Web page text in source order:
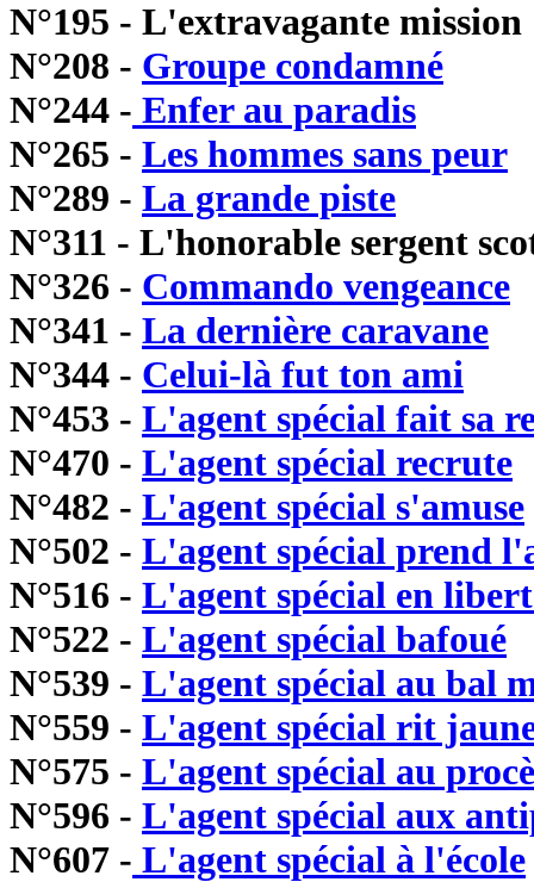
N°195 - L'extravagante mission
N°208 - Groupe condamné
N°244 - Enfer au paradis
N°265 - Les hommes sans peur
N°289 - La grande piste
N°311 - L'honorable sergent
N°326 - Commando vengeance
N°341 - La dernière caravane
N°344 - Celui-là fut ton ami
N°453 - L'agent spécial fait sa
N°470 - L'agent spécial recrute
N°482 - L'agent spécial s'amuse
N°502 - L'agent spécial prend
N°516 - L'agent spécial en
N°522 - L'agent spécial bafoué
N°539 - L'agent spécial au bal
N°559 - L'agent spécial rit
N°575 - L'agent spécial au
N°596 - L'agent spécial aux
N°607 - L'agent spécial à l'école